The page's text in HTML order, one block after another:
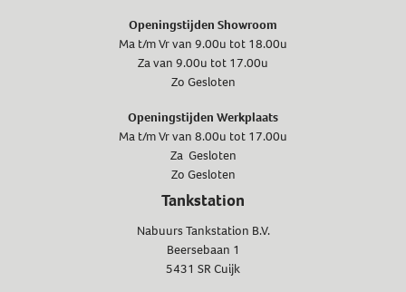
Openingstijden Showroom
Ma t/m Vr van 9.00u tot 18.00u
Za van 9.00u tot 17.00u
Zo Gesloten
Openingstijden Werkplaats
Ma t/m Vr van 8.00u tot 17.00u
Za Gesloten
Zo Gesloten
Tankstation
Nabuurs Tankstation B.V.
Beersebaan 1
5431 SR Cuijk